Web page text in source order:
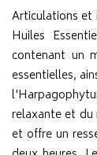
Articulations et
Huiles
contenant un
essentielles,
relaxante et du
et offre un